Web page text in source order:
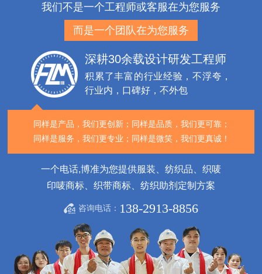
我们不是一个工程师或客服在为您服务
而是一个团队在为您服务
深耕30余载设计研发工程师
积累了丰富的行业经验，不浮夸，
行业内，口碑好，不外包
同样是产品，我们更创新； 同样是品质，我们更可靠；
同样是服务，我们更专业； 同样是微笑，我们更真诚！
一个电话,博准为您提供服装、纺织品、织唛
印唛商标、织带商标、纺织助剂定制方案
咨询电话： 138-2913-8856